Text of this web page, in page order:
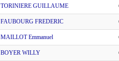
TORINIERE GUILLAUME
FAUBOURG FREDERIC
MAILLOT Emmanuel
BOYER WILLY